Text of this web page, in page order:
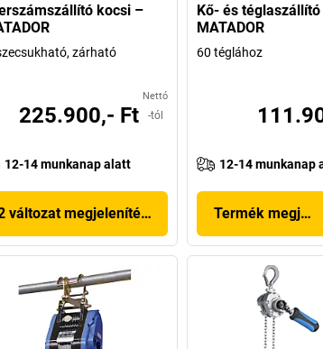
kocsi –
zárható
Nettó
225.900,- Ft -tól
12-14 munkanap alatt
változat megjelenítése
Kő- és
MATADOR
60 téglához
12-14 munkanap
Termék